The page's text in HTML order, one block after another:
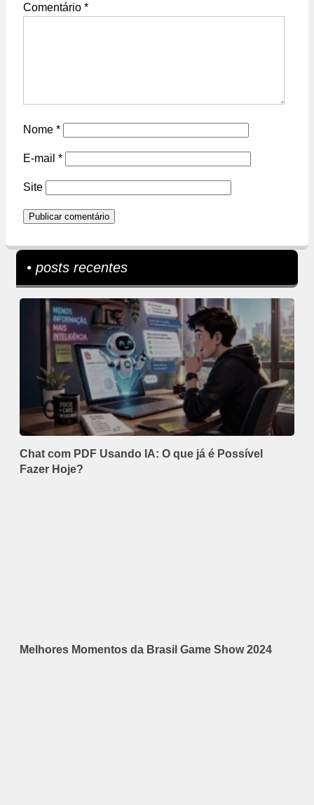
Comentário *
Nome *
E-mail *
Site
• posts recentes
Chat com PDF Usando IA: O que já é Possível
Fazer Hoje?
Melhores Momentos da Brasil Game Show 2024